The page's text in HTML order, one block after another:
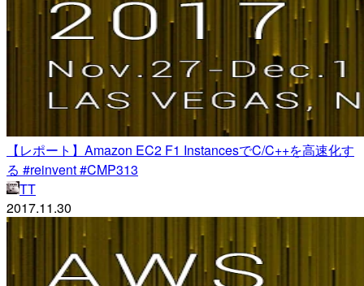
【レポート】Amazon EC2 F1 InstancesでC/C++を高速化す
る #reinvent #CMP313
TT
2017.11.30